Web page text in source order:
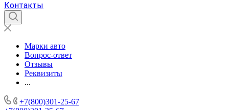
Контакты
Марки авто
Вопрос-ответ
Отзывы
Реквизиты
...
+7(800)301-25-67